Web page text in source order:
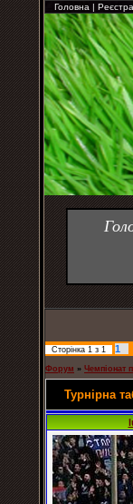
Головна |
Сторінка 1 з 1 1
Форум » Чемпіонат
Турнірна